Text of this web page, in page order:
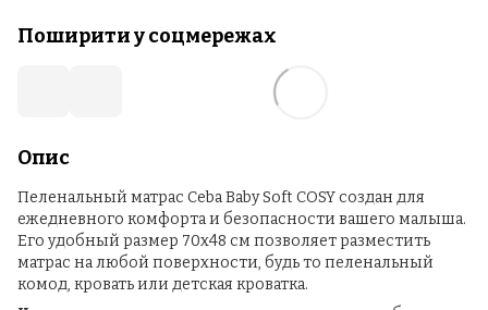
Поширити у соцмережах
Опис
Пеленальный матрас Ceba Baby Soft COSY создан для
ежедневного комфорта и безопасности вашего малыша.
Его удобный размер 70x48 см позволяет разместить
матрас на любой поверхности, будь то пеленальный
комод, кровать или детская кроватка.